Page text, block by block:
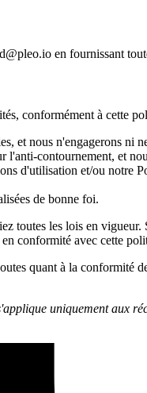
en fournissant
conformément à cette
et nous n'engagerons ni
l'anti-contournement, et
d'utilisation et/ou notre
de bonne foi.
toutes les lois en
conformité avec cette
quant à la
uniquement aux